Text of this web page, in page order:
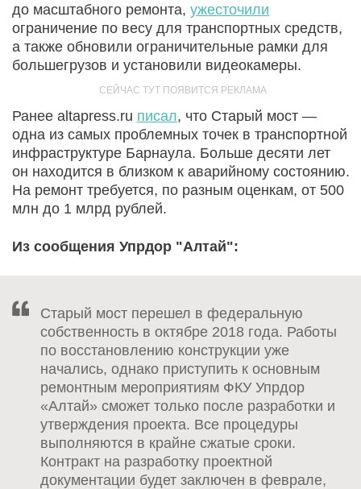
до масштабного ремонта, ужесточили
ограничение по весу для транспортных средств,
а также обновили ограничительные рамки для
большегрузов и установили видеокамеры.
Ранее altapress.ru писал, что Старый мост —
одна из самых проблемных точек в транспортной
инфраструктуре Барнаула. Больше десяти лет
он находится в близком к аварийному состоянию.
На ремонт требуется, по разным оценкам, от 500
млн до 1 млрд рублей.
Из сообщения Упрдор "Алтай":
Старый мост перешел в федеральную
собственность в октябре 2018 года. Работы
по восстановлению конструкции уже
начались, однако приступить к основным
ремонтным мероприятиям ФКУ Упрдор
«Алтай» сможет только после разработки и
утверждения проекта. Все процедуры
выполняются в крайне сжатые сроки.
Контракт на разработку проектной
документации будет заключен в феврале,